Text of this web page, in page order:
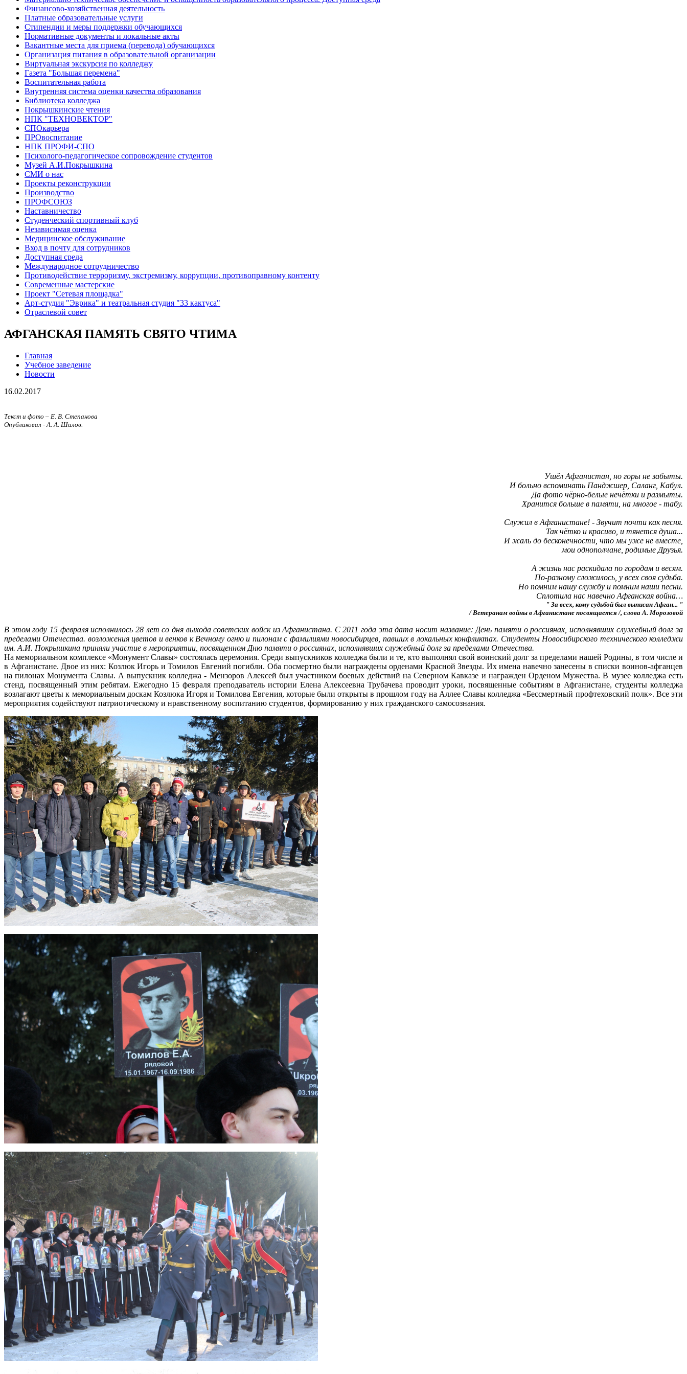
Финансово-хозяйственная деятельность
Платные образовательные услуги
Стипендии и меры поддержки обучающихся
Нормативные документы и локальные акты
Вакантные места для приема (перевода) обучающихся
Организация питания в образовательной организации
Виртуальная экскурсия по колледжу
Газета "Большая перемена"
Воспитательная работа
Внутренняя система оценки качества образования
Библиотека колледжа
Покрышкинские чтения
НПК "ТЕХНОВЕКТОР"
СПОкарьера
ПРОвоспитание
НПК ПРОФИ-СПО
Психолого-педагогическое сопровождение студентов
Музей А.И.Покрышкина
СМИ о нас
Проекты реконструкции
Производство
ПРОФСОЮЗ
Наставничество
Студенческий спортивный клуб
Независимая оценка
Медицинское обслуживание
Вход в почту для сотрудников
Доступная среда
Международное сотрудничество
Противодействие терроризму, экстремизму, коррупции, противоправному контенту
Современные мастерские
Проект "Сетевая площадка"
Арт-студия "Эврика" и театральная студия "33 кактуса"
Отраслевой совет
АФГАНСКАЯ ПАМЯТЬ СВЯТО ЧТИМА
Главная
Учебное заведение
Новости
16.02.2017
Текст и фото – Е. В. Степанова
Опубликовал - А. А. Шилов.
Ушёл Афганистан, но горы не забыты.
И больно вспоминать Панджшер, Саланг, Кабул.
Да фото чёрно-белые нечётки и размыты.
Хранится больше в памяти, на многое - табу.
Служил в Афганистане! - Звучит почти как песня.
Так чётко и красиво, и тянется душа...
И жаль до бесконечности, что мы уже не вместе,
мои однополчане, родимые Друзья.
А жизнь нас раскидала по городам и весям.
По-разному сложилось, у всех своя судьба.
Но помним нашу службу и помним наши песни.
Сплотила нас навечно Афганская война…
" За всех, кому судьбой был выписан Афган... "
/ Ветеранам войны в Афганистане посвящается /, слова А. Морозовой
В этом году 15 февраля исполнилось 28 лет со дня выхода советских войск из Афганистана. С 2011 года эта дата носит название: День памяти о россиянах, исполнявших служебный долг за
пределами Отечества. возложения цветов и венков к Вечному огню и пилонам с фамилиями новосибирцев, павших в локальных конфликтах. Студенты Новосибирского технического колледжи
им. А.И. Покрышкина приняли участие в мероприятии, посвященном Дню памяти о россиянах, исполнявших служебный долг за пределами Отечества.
На мемориальном комплексе «Монумент Славы» состоялась церемония. Среди выпускников колледжа были и те, кто выполнял свой воинский долг за пределами нашей Родины, в том числе и
в Афганистане. Двое из них: Козлюк Игорь и Томилов Евгений погибли. Оба посмертно были награждены орденами Красной Звезды. Их имена навечно занесены в списки воинов-афганцев
на пилонах Монумента Славы. А выпускник колледжа - Мензоров Алексей был участником боевых действий на Северном Кавказе и награжден Орденом Мужества. В музее колледжа есть
стенд, посвященный этим ребятам. Ежегодно 15 февраля преподаватель истории Елена Алексеевна Трубачева проводит уроки, посвященные событиям в Афганистане, студенты колледжа
возлагают цветы к мемориальным доскам Козлюка Игоря и Томилова Евгения, которые были открыты в прошлом году на Аллее Славы колледжа «Бессмертный профтеховский полк». Все эти
мероприятия содействуют патриотическому и нравственному воспитанию студентов, формированию у них гражданского самосознания.